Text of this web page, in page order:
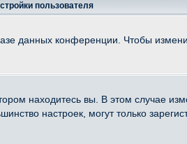
пользователя
данных конференции. Чтобы
находитесь вы. В этом случае
настроек, могут только